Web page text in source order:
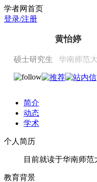
学者网首页
登录/注册
黄怡婷
硕士研究生 华南师范
简介
动态
学术
个人简历
目前就读于华南师
教育背景